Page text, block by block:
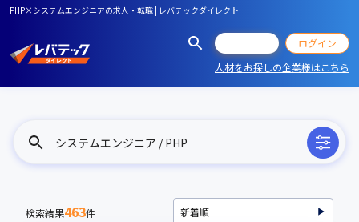
PHP×システムエンジニアの求人・転職 | レバテックダイレクト
ログイン
人材をお探しの企業様はこちら
システムエンジニア / PHP
検索結果463件